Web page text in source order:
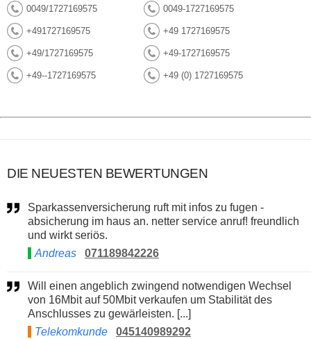
0049/1727169575 0049-1727169575
+491727169575 +49 1727169575
+49/1727169575 +49-1727169575
+49--1727169575 +49 (0) 1727169575
DIE NEUESTEN BEWERTUNGEN
Sparkassenversicherung ruft mit infos zu fugen -
absicherung im haus an. netter service anruf! freundlich
und wirkt seriös.
Andreas
071189842226
Will einen angeblich zwingend notwendigen Wechsel
von 16Mbit auf 50Mbit verkaufen um Stabilität des
Anschlusses zu gewärleisten. [...]
Telekomkunde
045140989292